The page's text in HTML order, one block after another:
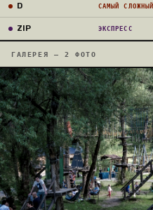
D САМЫЙ СЛОЖНЫЙ
ZIP ЭКСПРЕСС
ГАЛЕРЕЯ — 2 ФОТО
01